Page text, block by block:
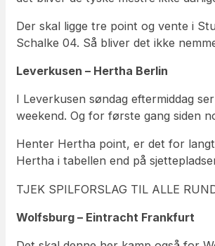
Der skal ligge tre point og vente i
Schalke 04. Så bliver det ikke
Leverkusen – Hertha Berlin
I Leverkusen søndag eftermiddag
weekend. Og for første gang siden
Henter Hertha point, er det for
Hertha i tabellen end på
TJEK SPILFORSLAG TIL ALLE
Wolfsburg – Eintracht Frankfurt